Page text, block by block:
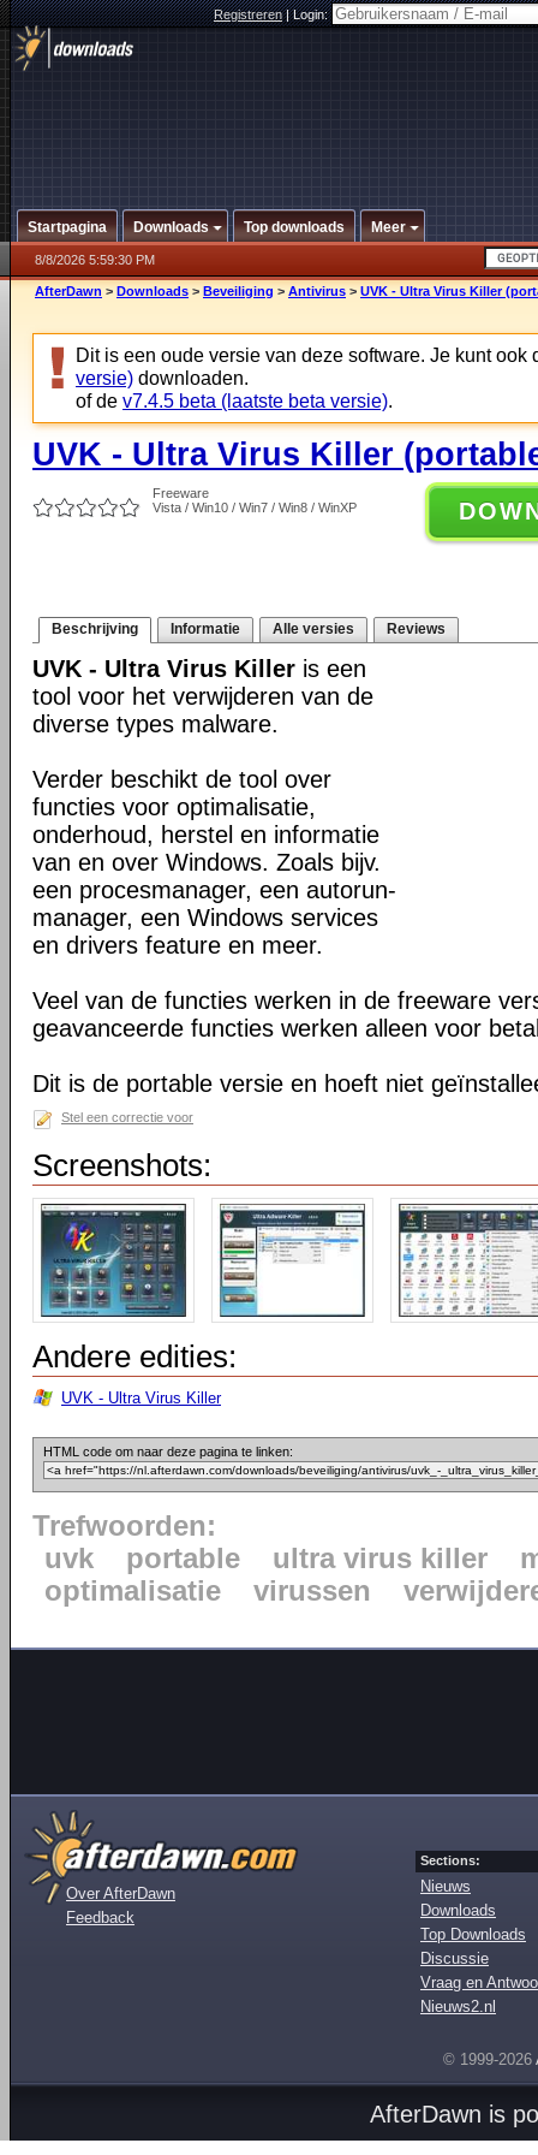
Registreren|Login:
Startpagina Downloads Top downloads Meer
8/8/2026 5:59:30 PM
AfterDawn > Downloads > Beveiliging > Antivirus > UVK - Ultra Virus Killer
Dit is een oude versie van deze software. Je kunt ook
versie) downloaden.
of de v7.4.5 beta (laatste beta versie).
UVK - Ultra Virus Killer
Freeware
Vista / Win10 / Win7 / Win8 / WinXP
Beschrijving Informatie Alle versies Reviews
UVK - Ultra Virus Killer is een
tool voor het verwijderen van de
diverse types malware.
Verder beschikt de tool over
functies voor optimalisatie,
onderhoud, herstel en informatie
van en over Windows. Zoals bijv.
een procesmanager, een autorun-
manager, een Windows services
en drivers feature en meer.
Veel van de functies werken in de freeware
geavanceerde functies werken alleen voor
Dit is de portable versie en hoeft niet
Stel een correctie voor
Screenshots:
Andere edities:
UVK - Ultra Virus Killer
HTML code om naar deze pagina te linken:
Trefwoorden:
uvk
portable ultra virus killer
optimalisatie
virussen
Over AfterDawn
Feedback
Sections:
Nieuws
Downloads
Top Downloads
Discussie
Vraag en
Nieuws2.nl
© 1999-2026
AfterDawn is